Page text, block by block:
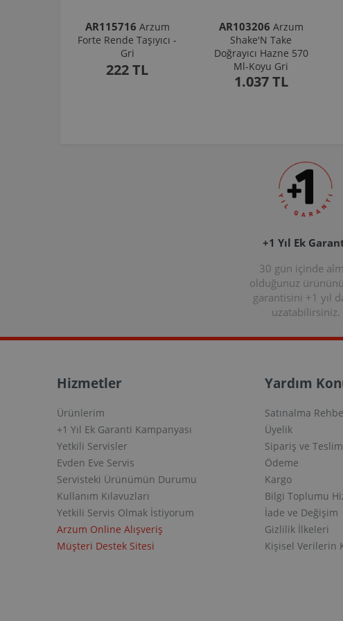
AR115716 Arzum
Forte Rende Taşıyıcı -
Gri
222 TL
AR103206 Arzum
Shake'N Take
Doğrayıcı Hazne 570
Ml-Koyu Gri
1.037 TL
+1 Yıl Ek
30 gün içinde
olduğunuz
garantisini +1 yıl
uzatabilirsiniz.
Hizmetler
Ürünlerim
+1 Yıl Ek Garanti Kampanyası
Yetkili Servisler
Evden Eve Servis
Servisteki Ürünümün Durumu
Kullanım Kılavuzları
Yetkili Servis Olmak İstiyorum
Arzum Online Alışveriş
Müşteri Destek Sitesi
Yardım
Satınalma
Üyelik
Sipariş ve
Ödeme
Kargo
Bilgi Toplumu
İade ve Değişim
Gizlilik İlkeleri
Kişisel Verilerin